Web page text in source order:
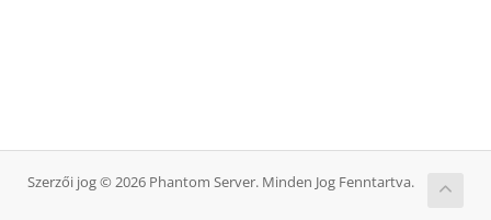
Szerzői jog © 2026 Phantom Server. Minden Jog Fenntartva.